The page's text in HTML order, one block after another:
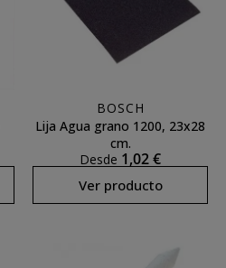
BOSCH
Lija Agua grano 1200, 23x28
cm.
Desde 1,02 €
Ver producto